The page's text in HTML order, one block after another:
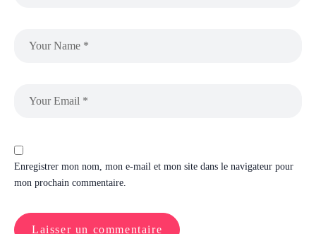
Enregistrer mon nom, mon e-mail et mon site dans le navigateur pour
mon prochain commentaire.